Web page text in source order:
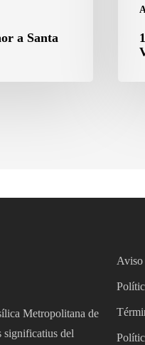
a Santa
Metropolitana de
significatius del
Aviso